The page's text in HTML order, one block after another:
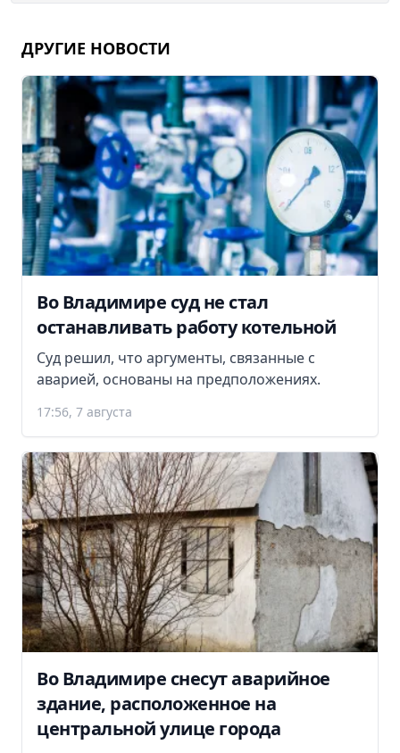
ДРУГИЕ НОВОСТИ
Во Владимире суд не стал
останавливать работу котельной
Суд решил, что аргументы, связанные с
аварией, основаны на предположениях.
17:56, 7 августа
Во Владимире снесут аварийное
здание, расположенное на
центральной улице города